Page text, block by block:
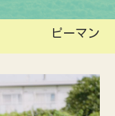
ピーマン